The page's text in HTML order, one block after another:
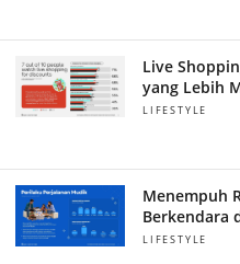
Live
yang Lebih
LIFESTYLE
Menempuh
Berkendara
LIFESTYLE